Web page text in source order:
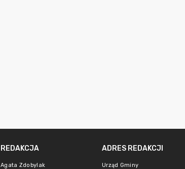
REDAKCJA
Agata Zdobylak
ADRES REDAKCJI
Urząd Gminy